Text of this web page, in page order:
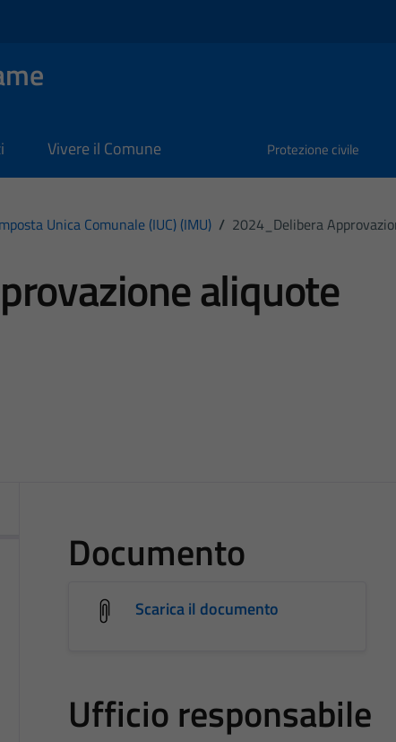
Vivere il Comune Protezione civile
Unica Comunale (IUC) (IMU) / 2024_Delibera
aliquote
Documento
Scarica il documento
Ufficio responsabile